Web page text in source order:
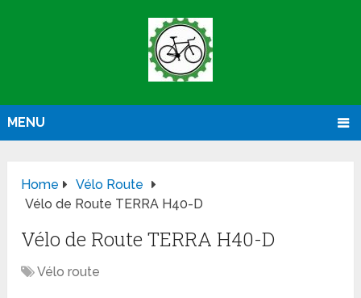
MENU
Home
Vélo Route
Vélo de Route TERRA H40-D
Vélo de Route TERRA H40-D
Vélo route